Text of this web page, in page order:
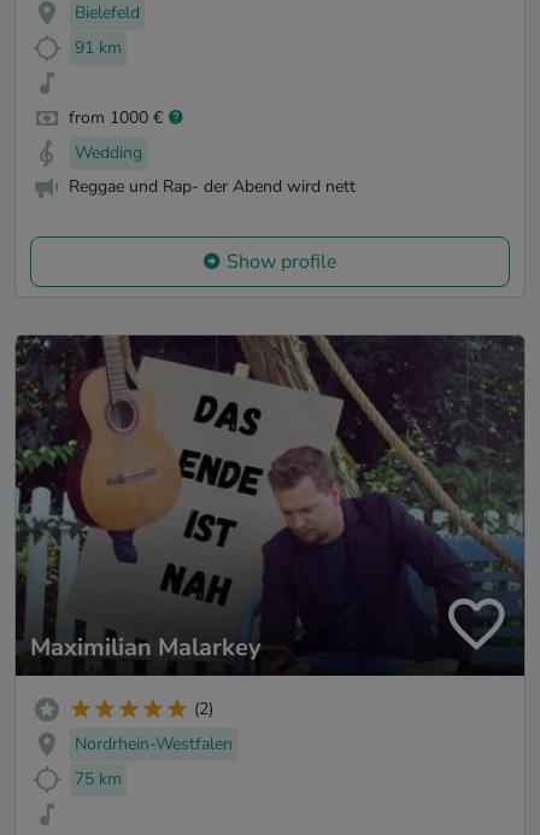
Bielefeld
91 km
from 1000 €
Wedding
Reggae und Rap- der Abend wird nett
Show profile
Maximilian Malarkey
(2)
Nordrhein-Westfalen
75 km